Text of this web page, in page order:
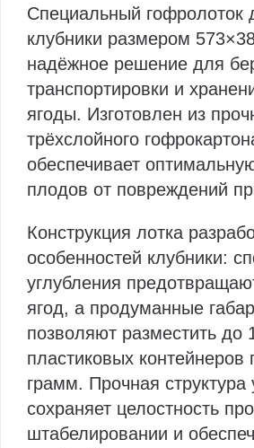
для
клубники
(573x386x99)
Специальный гофролоток
клубники размером
надёжное решение для
транспортировки и
ягоды. Изготовлен из
трёхслойного
обеспечивает
плодов от повреждений
Конструкция лотка
особенностей клубники:
углубления
ягод, а продуманные
позволяют разместить до
пластиковых контейнеров
грамм. Прочная структура
сохраняет целостность
штабелировании и